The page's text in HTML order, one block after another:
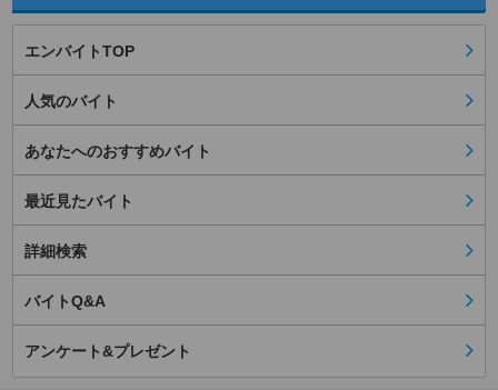
エンバイトTOP
人気のバイト
あなたへのおすすめバイト
最近見たバイト
詳細検索
バイトQ&A
アンケート&プレゼント